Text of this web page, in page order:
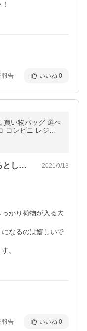
報告 いいね 0
買い物バッグ 選べ
コンビニ レジバ
容量大きめ かわ
とてもコンパクトだけど、開けるとしっか… 2021/9/13
かり荷物が入る大
なるのは嬉しいで
。
報告 いいね 0